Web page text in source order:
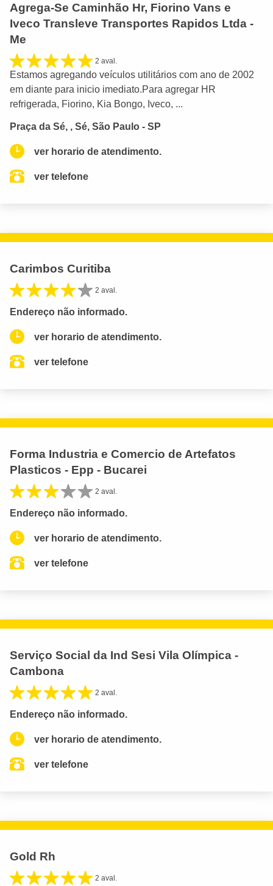
Agrega-Se Caminhão Hr, Fiorino Vans e
Iveco Transleve Transportes Rapidos Ltda -
Me
2 aval.
Estamos agregando veículos utilitários com ano de 2002
em diante para inicio imediato.Para agregar HR
refrigerada, Fiorino, Kia Bongo, Iveco, ...
Praça da Sé, , Sé, São Paulo - SP
ver horario de atendimento.
ver telefone
Carimbos Curitiba
2 aval.
Endereço não informado.
ver horario de atendimento.
ver telefone
Forma Industria e Comercio de Artefatos
Plasticos - Epp - Bucarei
2 aval.
Endereço não informado.
ver horario de atendimento.
ver telefone
Serviço Social da Ind Sesi Vila Olímpica -
Cambona
2 aval.
Endereço não informado.
ver horario de atendimento.
ver telefone
Gold Rh
2 aval.